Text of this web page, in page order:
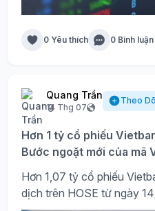
0 Yêu thích 0 Bình luận
Quang Trần
14 Thg 07
Theo
Hơn 1 tỷ cổ phiếu
Bước ngoặt mới của mã
Hơn 1,07 tỷ cổ phiếu
dịch trên HOSE từ ngày